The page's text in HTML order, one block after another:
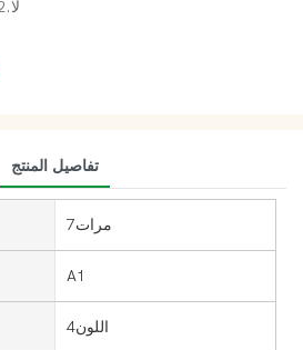
لا.12 14 16 18
تفاصيل المنتج
مرات7
A1
اللون4